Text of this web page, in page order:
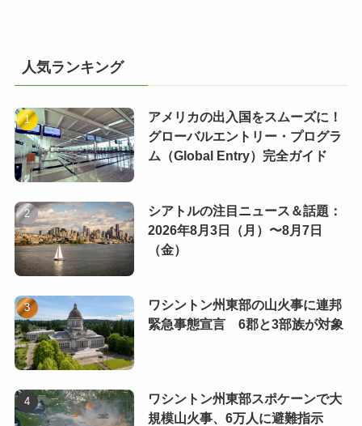
人気ランキング
アメリカの出入国をスムーズに！
グローバルエントリー・プログラ
ム（Global Entry）完全ガイド
シアトルの注目ニュース＆話題：
2026年8月3日（月）〜8月7日
（金）
ワシントン州東部の山火事に連邦
緊急事態宣言 6郡と3部族が対象
ワシントン州東部スポケーンで大
規模山火事、6万人に避難指示